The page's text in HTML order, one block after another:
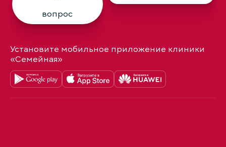
вопрос
Установите мобильное приложение клиники
«Семейная»